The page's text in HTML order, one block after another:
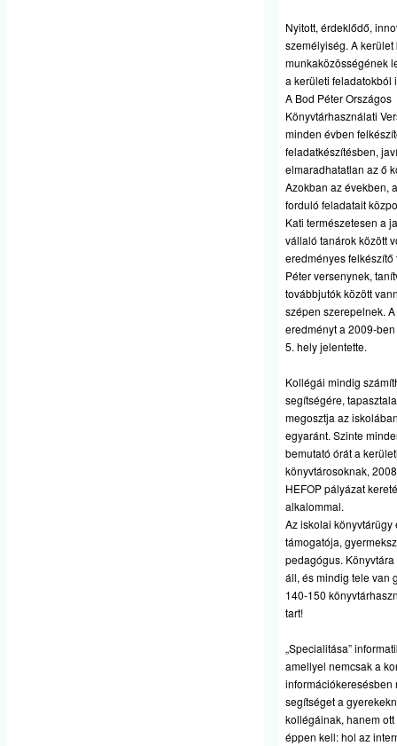
Nyitott, érdeklődő,
személyiség. A
munkaközösségének
a kerületi feladatokból
A Bod Péter Országos
Könyvtárhasználati
minden évben
feladatkészítésben,
elmaradhatatlan az ő
Azokban az években,
forduló feladatait
Kati természetesen a
vállaló tanárok között
eredményes felkészítő
Péter versenynek,
továbbjutók között
szépen szerepelnek.
eredményt a 2009-
5. hely jelentette.
Kollégái mindig
segítségére,
megosztja az
egyaránt. Szinte
bemutató órát a
könyvtárosoknak,
HEFOP pályázat
alkalommal.
Az iskolai könyvtárügy
támogatója,
pedagógus.
áll, és mindig tele van
140-150
tart!
„Specialitása”
amellyel nemcsak a
információkeresésben
segítséget a
kollégáinak, hanem
éppen kell: hol az